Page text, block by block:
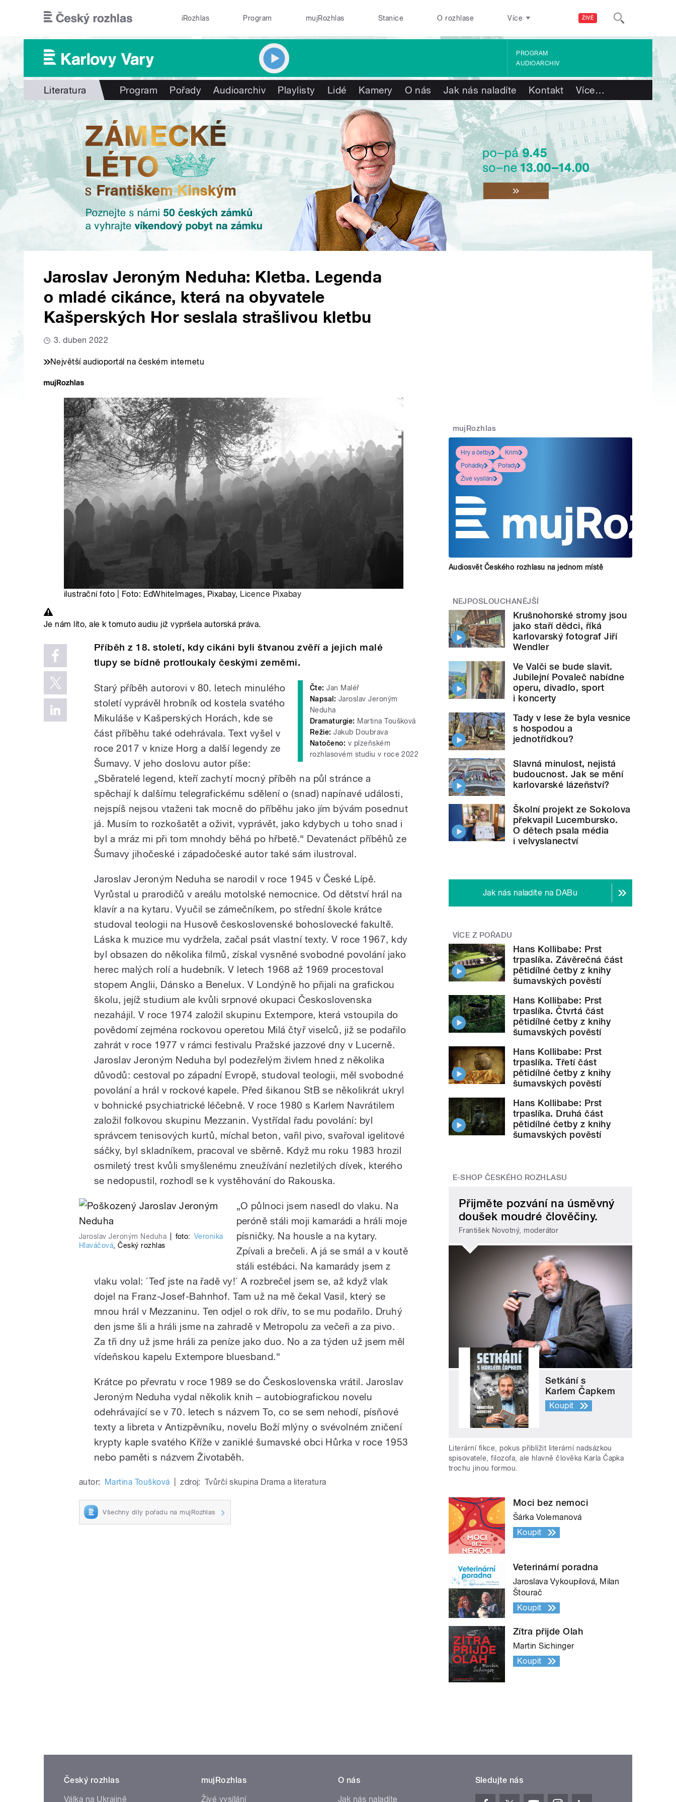
ŽIVĚ
iRozhlas Program mujRozhlas Stanice O rozhlase Více
PROGRAM
AUDIOARCHIV
Literatura Program Pořady Audioarchiv Playlisty Lidé Kamery O nás Jak nás naladíte Kontakt Více…
Jaroslav Jeroným Neduha: Kletba. Legenda
o mladé cikánce, která na obyvatele
Kašperských Hor seslala strašlivou kletbu
3. duben 2022
Největší audioportál na českém internetu
ilustrační foto | Foto: EdWhiteImages, Pixabay, Licence Pixabay
Je nám líto, ale k tomuto audiu již vypršela autorská práva.
Příběh z 18. století, kdy cikáni byli štvanou zvěří a jejich malé
tlupy se bídně protloukaly českými zeměmi.
Čte: Jan Maléř
Napsal: Jaroslav Jeroným
Neduha
Dramaturgie: Martina Toušková
Režie: Jakub Doubrava
Natočeno: v plzeňském
rozhlasovém studiu v roce 2022
Starý příběh autorovi v 80. letech minulého
století vyprávěl hrobník od kostela svatého
Mikuláše v Kašperských Horách, kde se
část příběhu také odehrávala. Text vyšel v
roce 2017 v knize Horg a další legendy ze
Šumavy. V jeho doslovu autor píše:
„Sběratelé legend, kteří zachytí mocný příběh na půl stránce a
spěchají k dalšímu telegrafickému sdělení o (snad) napínavé události,
nejspíš nejsou vtaženi tak mocně do příběhu jako jím bývám posednut
já. Musím to rozkošatět a oživit, vyprávět, jako kdybych u toho snad i
byl a mráz mi při tom mnohdy běhá po hřbetě.“ Devatenáct příběhů ze
Šumavy jihočeské i západočeské autor také sám ilustroval.
Jaroslav Jeroným Neduha se narodil v roce 1945 v České Lípě.
Vyrůstal u prarodičů v areálu motolské nemocnice. Od dětství hrál na
klavír a na kytaru. Vyučil se zámečníkem, po střední škole krátce
studoval teologii na Husově československé bohoslovecké fakultě.
Láska k muzice mu vydržela, začal psát vlastní texty. V roce 1967, kdy
byl obsazen do několika filmů, získal vysněné svobodné povolání jako
herec malých rolí a hudebník. V letech 1968 až 1969 procestoval
stopem Anglii, Dánsko a Benelux. V Londýně ho přijali na grafickou
školu, jejíž studium ale kvůli srpnové okupaci Československa
nezahájil. V roce 1974 založil skupinu Extempore, která vstoupila do
povědomí zejména rockovou operetou Milá čtyř viselců, již se podařilo
zahrát v roce 1977 v rámci festivalu Pražské jazzové dny v Lucerně.
Jaroslav Jeroným Neduha byl podezřelým živlem hned z několika
důvodů: cestoval po západní Evropě, studoval teologii, měl svobodné
povolání a hrál v rockové kapele. Před šikanou StB se několikrát ukryl
v bohnické psychiatrické léčebně. V roce 1980 s Karlem Navrátilem
založil folkovou skupinu Mezzanin. Vystřídal řadu povolání: byl
správcem tenisových kurtů, míchal beton, vařil pivo, svařoval igelitové
sáčky, byl skladníkem, pracoval ve sběrně. Když mu roku 1983 hrozil
osmiletý trest kvůli smyšlenému zneužívání nezletilých dívek, kterého
se nedopustil, rozhodl se k vystěhování do Rakouska.
Jaroslav Jeroným Neduha foto: Veronika
Hlaváčová,Český rozhlas
„O půlnoci jsem nasedl do vlaku. Na
peróně stáli moji kamarádi a hráli moje
písničky. Na housle a na kytary.
Zpívali a brečeli. A já se smál a v koutě
stáli estébáci. Na kamarády jsem z
vlaku volal: ´Teď jste na řadě vy!´ A rozbrečel jsem se, až když vlak
dojel na Franz-Josef-Bahnhof. Tam už na mě čekal Vasil, který se
mnou hrál v Mezzaninu. Ten odjel o rok dřív, to se mu podařilo. Druhý
den jsme šli a hráli jsme na zahradě v Metropolu za večeři a za pivo.
Za tři dny už jsme hráli za peníze jako duo. No a za týden už jsem měl
vídeňskou kapelu Extempore bluesband.“
Krátce po převratu v roce 1989 se do Československa vrátil. Jaroslav
Jeroným Neduha vydal několik knih – autobiografickou novelu
odehrávající se v 70. letech s názvem To, co se sem nehodí, písňové
texty a libreta v Antizpěvníku, novelu Boží mlýny o svévolném zničení
krypty kaple svatého Kříže v zaniklé šumavské obci Hůrka v roce 1953
nebo paměti s názvem Životaběh.
autor: Martina Toušková zdroj: Tvůrčí skupina Drama a literatura
Všechny díly pořadu na mujRozhlas
mujRozhlas
Hry a četby
Krimi
Pohádky
Pořady
Živé vysílání
Audiosvět Českého rozhlasu na jednom místě
NEJPOSLOUCHANĚJŠÍ
Krušnohorské stromy jsou
jako staří dědci, říká
karlovarský fotograf Jiří
Wendler
Ve Valči se bude slavit.
Jubilejní Povaleč nabídne
operu, divadlo, sport
i koncerty
Tady v lese že byla vesnice
s hospodou a
jednotřídkou?
Slavná minulost, nejistá
budoucnost. Jak se mění
karlovarské lázeňství?
Školní projekt ze Sokolova
překvapil Lucembursko.
O dětech psala média
i velvyslanectví
Jak nás naladíte na DABu
VÍCE Z POŘADU
Hans Kollibabe: Prst
trpaslíka. Závěrečná část
pětidílné četby z knihy
šumavských pověstí
Hans Kollibabe: Prst
trpaslíka. Čtvrtá část
pětidílné četby z knihy
šumavských pověstí
Hans Kollibabe: Prst
trpaslíka. Třetí část
pětidílné četby z knihy
šumavských pověstí
Hans Kollibabe: Prst
trpaslíka. Druhá část
pětidílné četby z knihy
šumavských pověstí
E-SHOP ČESKÉHO ROZHLASU
Přijměte pozvání na úsměvný
doušek moudré člověčiny.
František Novotný, moderátor
Setkání s
Karlem Čapkem
Koupit
Literární fikce, pokus přiblížit literární nadsázkou
spisovatele, filozofa, ale hlavně člověka Karla Čapka
trochu jinou formou.
Moci bez nemoci
Šárka Volemanová
Koupit
Veterinární poradna
Jaroslava Vykoupilová, Milan
Štourač
Koupit
Zítra přijde Olah
Martin Sichinger
Koupit
Český rozhlas
Válka na Ukrajině
mujRozhlas
Živé vysílání
O nás
Jak nás naladíte
Sledujte nás